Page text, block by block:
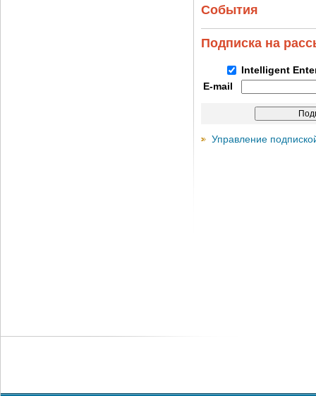
События
Подписка на
Intelligent
E-mail
Управление